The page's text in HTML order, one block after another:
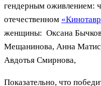
гендерным оживлением:
отечественном
женщины: Оксана
Мещанинова, Анна
Авдотья Смирнова,
Показательно, что